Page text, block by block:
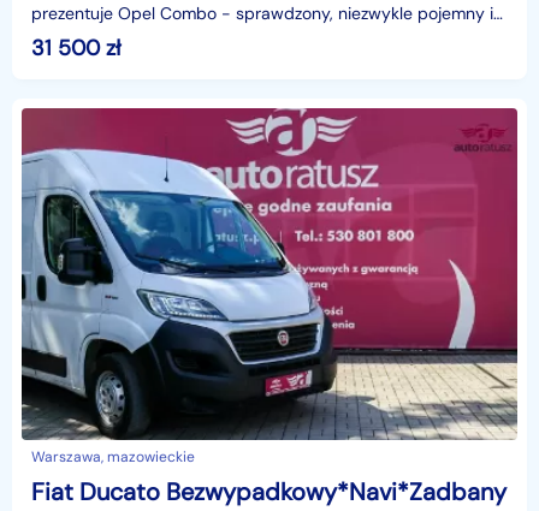
prezentuje Opel Combo - sprawdzony, niezwykle pojemny i
oszczędny samochód dostawczy, który świetnie sprawdzi s
31 500zł
Warszawa, mazowieckie
Fiat Ducato Bezwypadkowy*Navi*Zadbany